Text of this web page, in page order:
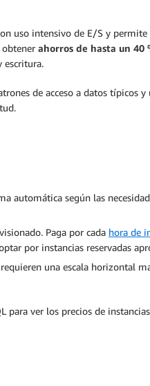
uso intensivo de E/S y
ahorros de hasta un 40
escritura.
de acceso a datos típicos
automática según las
Paga por cada hora de
por instancias reservadas
una escala horizontal
ver los precios de